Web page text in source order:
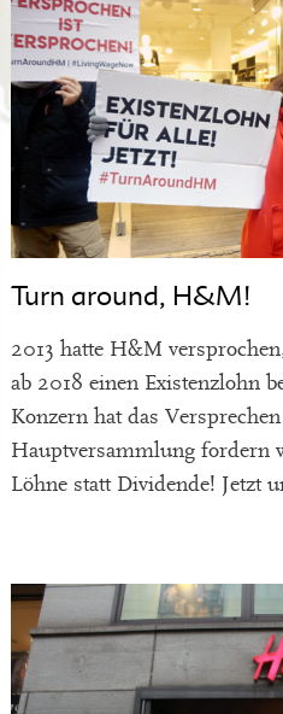
Turn around, H&M!
2013 hatte H&M
ab 2018 einen Existenzlohn
Konzern hat das
Hauptversammlung fordern
Löhne statt Dividende! Jetzt